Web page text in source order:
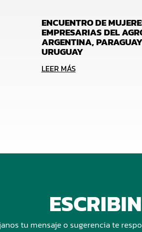
ENCUENTRO DE
EMPRESARIAS DEL
ARGENTINA,
URUGUAY
LEER MÁS
tu mensaje o sugerencia te